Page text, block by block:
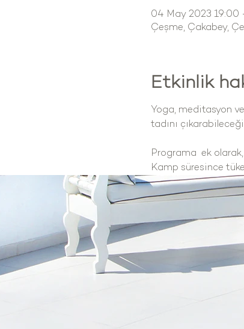
04 May 2023 19:00
Çeşme, Çakabey,
Etkinlik
Yoga, meditasyon
tadını
Programa  ek
Kamp süresince